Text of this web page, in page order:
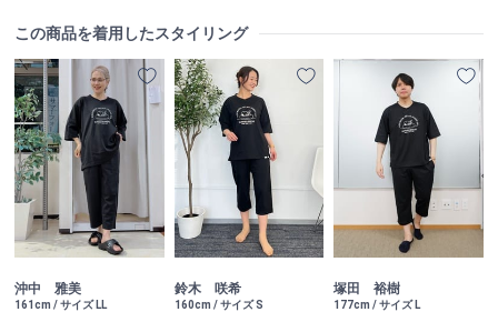
この商品を着用したスタイリング
沖中 雅美
161cm / サイズ LL
鈴木 咲希
160cm / サイズ S
塚田 裕樹
177cm / サイズ L